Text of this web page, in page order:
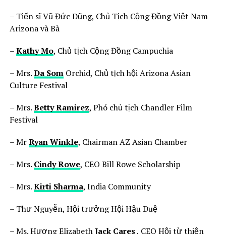
– Tiến sĩ Vũ Đức Dũng, Chủ Tịch Cộng Đồng Việt Nam
Arizona và Bà
–Kathy Mo, Chủ tịch Cộng Đồng Campuchia
– Mrs.Da SomOrchid, Chủ tịch hội Arizona Asian
Culture Festival
– Mrs.Betty Ramirez, Phó chủ tịch Chandler Film
Festival
– MrRyan Winkle, Chairman AZ Asian Chamber
– Mrs. Cindy Rowe, CEO Bill Rowe Scholarship
– Mrs.Kirti Sharma, India Community
– Thư Nguyễn, Hội trưởng Hội Hậu Duệ
– Ms. Hương ElizabethJack Cares, CEO Hội từ thiện